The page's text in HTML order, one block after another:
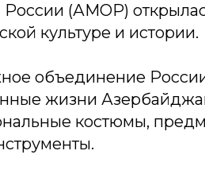
(АМОР)
культуре и истории.
объединение
жизни
костюмы,